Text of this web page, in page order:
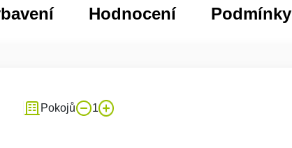
Hodnocení Podmínky
Pokojů 1